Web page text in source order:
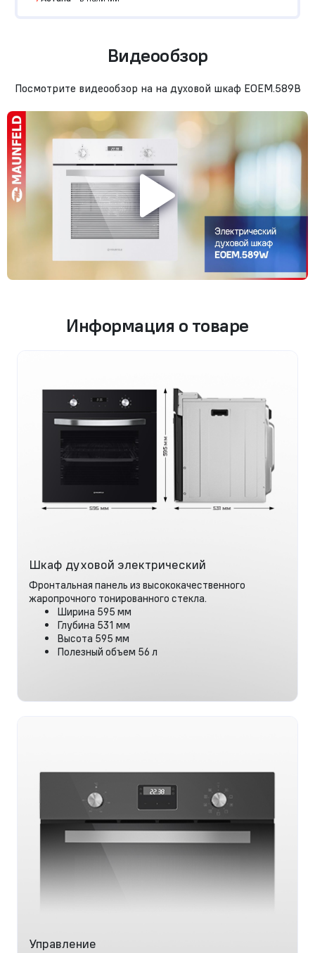
Видеообзор
Посмотрите видеообзор на на духовой шкаф EOEM.589B
Информация о товаре
Шкаф духовой электрический
Фронтальная панель из высококачественного
жаропрочного тонированного стекла.
Ширина 595 мм
Глубина 531 мм
Высота 595 мм
Полезный объем 56 л
Управление